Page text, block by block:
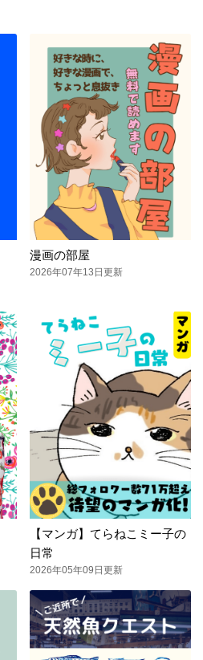
漫画の部屋
2026年07年13日更新
【マンガ】てらねこミー子の
日常
2026年05年09日更新